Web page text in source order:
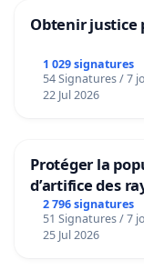
Obtenir justice
1 029 signatures
54 Signatures / 7
22 Jul 2026
Protéger la
d’artifice des
2 796 signatures
51 Signatures / 7
25 Jul 2026